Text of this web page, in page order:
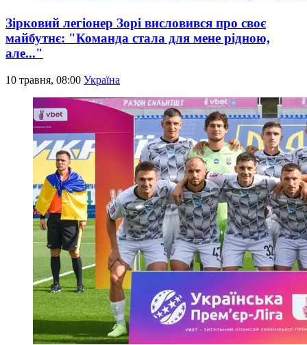
Зірковий легіонер Зорі висловився про своє
майбутнє: "Команда стала для мене рідною,
але..."
10 травня, 08:00 Україна